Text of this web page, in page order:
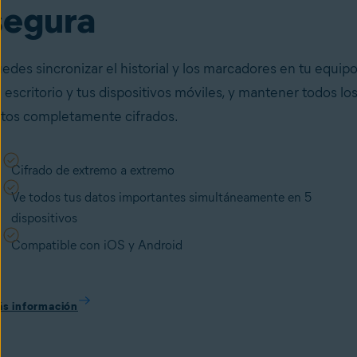
sincronizar el historial y los marcadores en tu equipo
escritorio y tus dispositivos móviles, y mantener todos los
completamente cifrados.
Cifrado de extremo a extremo
Ve todos tus datos importantes simultáneamente en 5
dispositivos
Compatible con iOS y Android
información